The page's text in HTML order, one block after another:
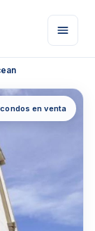
condos en venta